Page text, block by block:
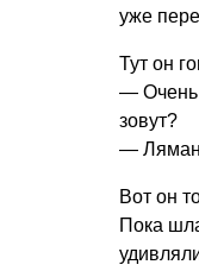
уже
Тут он
— Очень
зовут?
—
Вот он
Пока